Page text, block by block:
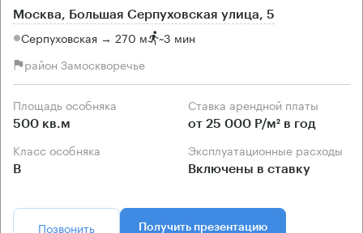
Москва, Большая Серпуховская улица, 5
Серпуховская → 270 м ~3 мин
район Замоскворечье
Площадь особняка
500 кв.м
Ставка арендной платы
от 25 000 Р/м² в год
Класс особняка
B
Эксплуатационные расходы
Включены в ставку
Позвонить Получить презентацию